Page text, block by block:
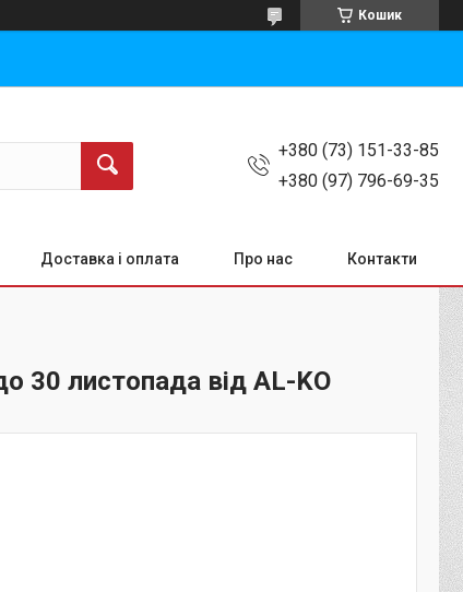
Кошик
+380 (73) 151-33-85
+380 (97) 796-69-35
Доставка і оплата Про нас Контакти
30 листопада від AL-KO